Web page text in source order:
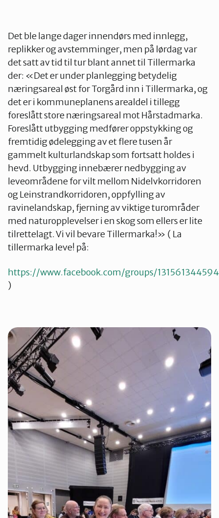
Det ble lange dager innendørs med innlegg,
replikker og avstemminger, men på lørdag var
det satt av tid til tur blant annet til Tillermarka
der: «Det er under planlegging betydelig
næringsareal øst for Torgård inn i Tillermarka, og
det er i kommuneplanens arealdel i tillegg
foreslått store næringsareal mot Hårstadmarka.
Foreslått utbygging medfører oppstykking og
fremtidig ødelegging av et flere tusen år
gammelt kulturlandskap som fortsatt holdes i
hevd. Utbygging innebærer nedbygging av
leveområdene for vilt mellom Nidelvkorridoren
og Leinstrandkorridoren, oppfylling av
ravinelandskap, fjerning av viktige turområder
med naturopplevelser i en skog som ellers er lite
tilrettelagt. Vi vil bevare Tillermarka!» ( La
tillermarka leve! på:
https://www.facebook.com/groups/
)